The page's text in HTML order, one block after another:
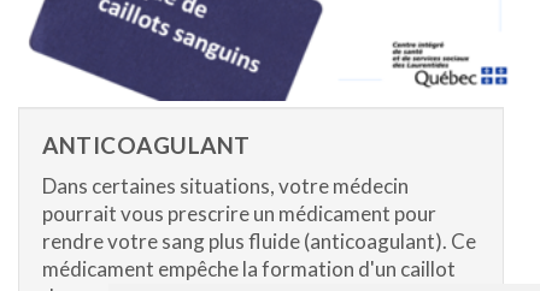
ANTICOAGULANT
Dans certaines situations, votre médecin
pourrait vous prescrire un médicament pour
rendre votre sang plus fluide (anticoagulant). Ce
médicament empêche la formation d'un caillot